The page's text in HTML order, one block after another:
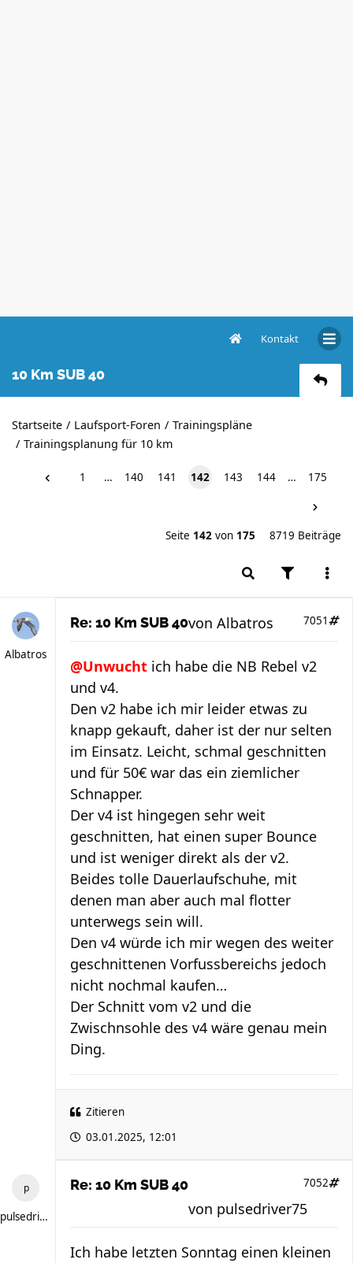
Kontakt
10 Km SUB 40
Startseite Laufsport-Foren
Trainingspläne
Trainingsplanung für 10 km
1 … 140 141 142 143 144 … 175
Seite 142 von 175 8719 Beiträge
Albatros
Re: 10 Km SUB 40 7051
von Albatros
@Unwucht ich habe die NB Rebel v2
und v4.
Den v2 habe ich mir leider etwas zu
knapp gekauft, daher ist der nur selten
im Einsatz. Leicht, schmal geschnitten
und für 50€ war das ein ziemlicher
Schnapper.
Der v4 ist hingegen sehr weit
geschnitten, hat einen super Bounce
und ist weniger direkt als der v2.
Beides tolle Dauerlaufschuhe, mit
denen man aber auch mal flotter
unterwegs sein will.
Den v4 würde ich mir wegen des weiter
geschnittenen Vorfussbereichs jedoch
nicht nochmal kaufen…
Der Schnitt vom v2 und die
Zwischnsohle des v4 wäre genau mein
Ding.
Zitieren
03.01.2025, 12:01
pulsedriver75
Re: 10 Km SUB 40 7052
von pulsedriver75
Ich habe letzten Sonntag einen kleinen